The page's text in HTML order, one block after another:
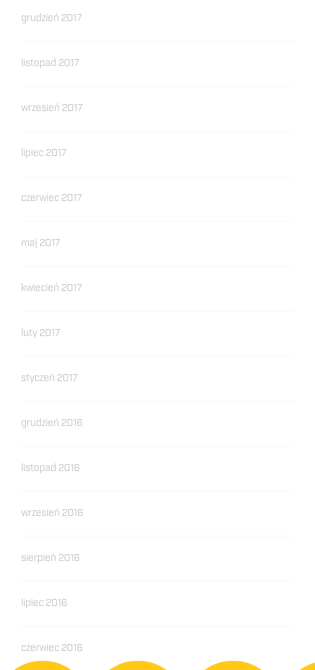
grudzień 2017
listopad 2017
wrzesień 2017
lipiec 2017
czerwiec 2017
maj 2017
kwiecień 2017
luty 2017
styczeń 2017
grudzień 2016
listopad 2016
wrzesień 2016
sierpień 2016
lipiec 2016
czerwiec 2016